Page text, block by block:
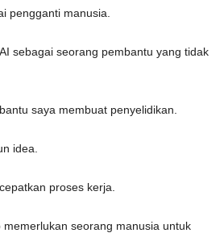
pengganti manusia.
sebagai seorang pembantu yang tidak
saya membuat penyelidikan.
idea.
proses kerja.
seorang manusia untuk